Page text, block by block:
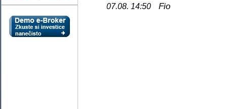
07.08. 14:50 Fio